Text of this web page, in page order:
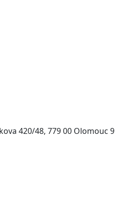
420/48, 779 00 Olomouc 9